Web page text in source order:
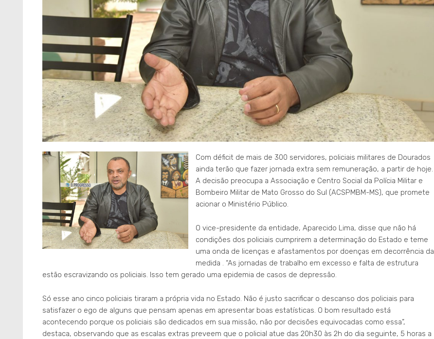
Com déficit de mais de 300 servidores, policiais militares de Dourados
ainda terão que fazer jornada extra sem remuneração, a partir de hoje.
A decisão preocupa a Associação e Centro Social da Polícia Militar e
Bombeiro Militar de Mato Grosso do Sul (ACSPMBM-MS), que promete
acionar o Ministério Público.
O vice-presidente da entidade, Aparecido Lima, disse que não há
condições dos policiais cumprirem a determinação do Estado e teme
uma onda de licenças e afastamentos por doenças em decorrência da
medida . “As jornadas de trabalho em excesso e falta de estrutura
estão escravizando os policiais. Isso tem gerado uma epidemia de casos de depressão.
Só esse ano cinco policiais tiraram a própria vida no Estado. Não é justo sacrificar o descanso dos policiais para
satisfazer o ego de alguns que pensam apenas em apresentar boas estatísticas. O bom resultado está
acontecendo porque os policiais são dedicados em sua missão, não por decisões equivocadas como essa”,
destaca, observando que as escalas extras preveem que o policial atue das 20h30 às 2h do dia seguinte, 5 horas a